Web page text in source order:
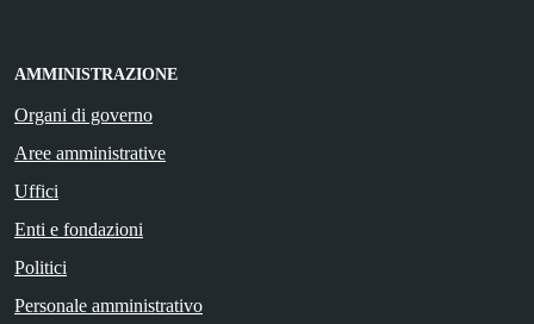
AMMINISTRAZIONE
Organi di governo
Aree amministrative
Uffici
Enti e fondazioni
Politici
Personale amministrativo